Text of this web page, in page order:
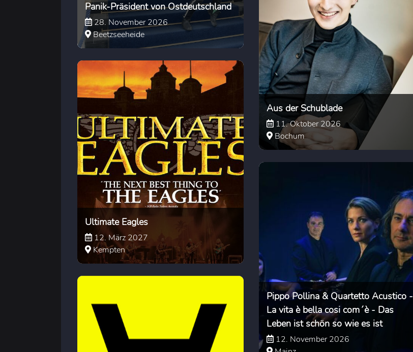
Panik-Präsident von Ostdeutschland
28. November 2026
Beetzseeheide
Aus der Schublade
11. Oktober 2026
Bochum
Ultimate Eagles
12. März 2027
Kempten
Pippo Pollina & Quartetto Acustico -
La vita è bella cosi com´è - Das
Leben ist schön so wie es ist
12. November 2026